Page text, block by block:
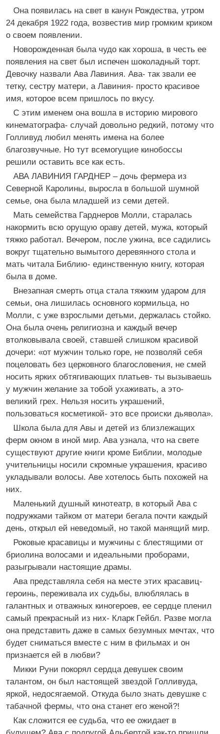
Она появилась на свет в канун Рождества, утром
24 декабря 1922 года, возвестив мир громким криком
о своем появлении.
Новорожденная была чудо как хороша, в честь ее
появления на свет был испечен шоколадный торт.
Девочку назвали Ава Лавиния. Ава- так звали ее
тетку, сестру матери, а Лавиния- просто красивое
имя, которое всем пришлось по вкусу.
С этим именем она вошла в историю мирового
кинематографа- случай довольно редкий, потому что
Голливуд любил менять имена на более
благозвучные. Но тут всемогущие кинобоссы
решили оставить все как есть.
АВА ЛАВИНИЯ ГАРДНЕР – дочь фермера из
Северной Каролины, выросла в большой шумной
семье, она была младшей из семи детей.
Мать семейства Гарднеров Молли, старалась
накормить всю орущую ораву детей, мужа, который
тяжко работал. Вечером, после ужина, все садились
вокруг тщательно вымытого деревянного стола и
мать читала Библию- единственную книгу, которая
была в доме.
Внезапная смерть отца стала тяжким ударом для
семьи, она лишилась основного кормильца, но
Молли, с уже взрослыми детьми, держалась стойко.
Она была очень религиозна и каждый вечер
втолковывала своей, ставшей слишком красивой
дочери: «от мужчин только горе, не позволяй себя
поцеловать без церковного благословения, не смей
носить ярких обтягивающих платьев- ты вызываешь
у мужчин желание за тобой ухаживать, а это-
великий грех. Нельзя носить украшений,
пользоваться косметикой- это все происки дьявола».
Школа была для Авы и детей из близлежащих
ферм окном в иной мир. Ава узнала, что на свете
существуют другие книги кроме Библии, молодые
учительницы носили скромные украшения, красиво
укладывали волосы. Аве хотелось быть похожей на
них.
Маленький душный кинотеатр, в который Ава с
подружками тайком от матери бегала почти каждый
день, открыл ей неведомый, но такой манящий мир.
Роковые красавицы и мужчины с блестящими от
бриолина волосами и идеальными проборами,
разыгрывали настоящие драмы.
Ава представляла себя на месте этих красавиц-
героинь, переживала их судьбы, влюблялась в
галантных и отважных киногероев, ее сердце пленил
самый прекрасный из них- Кларк Гейбл. Разве могла
она представить даже в самых безумных мечтах, что
будет сниматься вместе с ним в фильмах и он
признается ей в любви?
Микки Руни покорял сердца девушек своим
талантом, он был настоящей звездой Голливуда,
яркой, недосягаемой. Откуда было знать девушке с
табачной фермы, что она станет его женой?!
Как сложится ее судьба, что ее ожидает в